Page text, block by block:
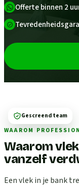
Offerte binnen 2
WAAROM
Waarom
vanzelf
Een vlek in je bank
Gescreend team